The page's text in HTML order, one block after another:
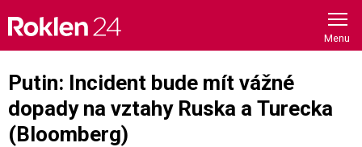
content
Putin: Incident bude mít vážné
dopady na vztahy Ruska a Turecka
(Bloomberg)